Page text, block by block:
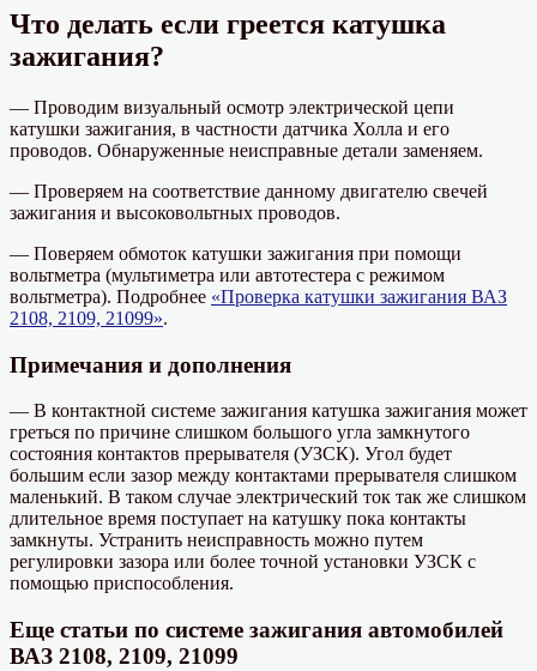
Что делать если греется катушка
зажигания?
— Проводим визуальный осмотр электрической цепи
катушки зажигания, в частности датчика Холла и его
проводов. Обнаруженные неисправные детали заменяем.
— Проверяем на соответствие данному двигателю свечей
зажигания и высоковольтных проводов.
— Поверяем обмоток катушки зажигания при помощи
вольтметра (мультиметра или автотестера с режимом
вольтметра). Подробнее «Проверка катушки зажигания ВАЗ
2108, 2109, 21099».
Примечания и дополнения
— В контактной системе зажигания катушка зажигания может
греться по причине слишком большого угла замкнутого
состояния контактов прерывателя (УЗСК). Угол будет
большим если зазор между контактами прерывателя слишком
маленький. В таком случае электрический ток так же слишком
длительное время поступает на катушку пока контакты
замкнуты. Устранить неисправность можно путем
регулировки зазора или более точной установки УЗСК с
помощью приспособления.
Еще статьи по системе зажигания автомобилей
ВАЗ 2108, 2109, 21099